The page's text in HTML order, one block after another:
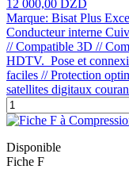
12 000,00 DZD
Marque: Bisat Plus
Conducteur interne
// Compatible 3D //
HDTV. Pose et
faciles // Protection
satellites digitaux
Disponible
Fiche F